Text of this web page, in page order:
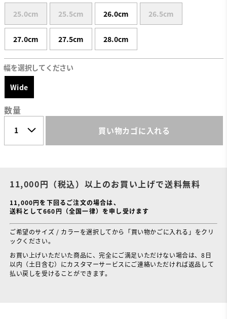
25.0cm
25.5cm 26.0cm 26.5cm
27.0cm 27.5cm 28.0cm
幅を選択してください
Wide
数量
買い物カゴに入れる
11,000円（税込）以上のお買い上げで送料無料
11,000円を下回るご注文の場合は、
送料として660円（全国一律）を申し受けます
ご希望のサイズ / カラーを選択してから「買い物かごに入れる」をクリ
ックください。
お買い上げいただいた商品に、完全にご満足いただけない場合は、8日
以内（土日含む）にカスタマーサービスにご連絡いただければ返品して
払い戻しを受けることができます。